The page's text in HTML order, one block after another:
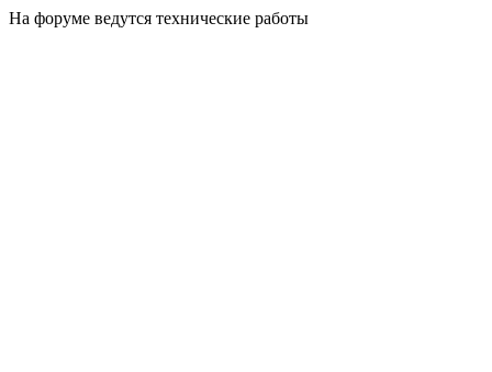
На форуме ведутся технические работы